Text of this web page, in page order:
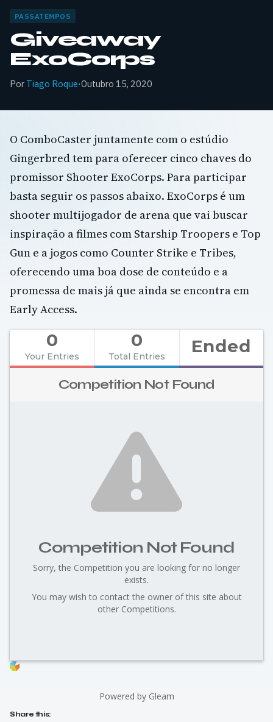
PASSATEMPOS
Giveaway
ExoCorps
Por Tiago Roque·Outubro 15, 2020
O ComboCaster juntamente com o estúdio
Gingerbred tem para oferecer cinco chaves do
promissor Shooter ExoCorps. Para participar
basta seguir os passos abaixo. ExoCorps é um
shooter multijogador de arena que vai buscar
inspiração a filmes com Starship Troopers e Top
Gun e a jogos como Counter Strike e Tribes,
oferecendo uma boa dose de conteúdo e a
promessa de mais já que ainda se encontra em
Early Access.
0
Your Entries
0
Total Entries Ended
Competition Not Found
Competition Not Found
Sorry, the Competition you are looking for no longer
exists.
You may wish to contact the owner of this site about
other Competitions.
Powered by Gleam
Share this: